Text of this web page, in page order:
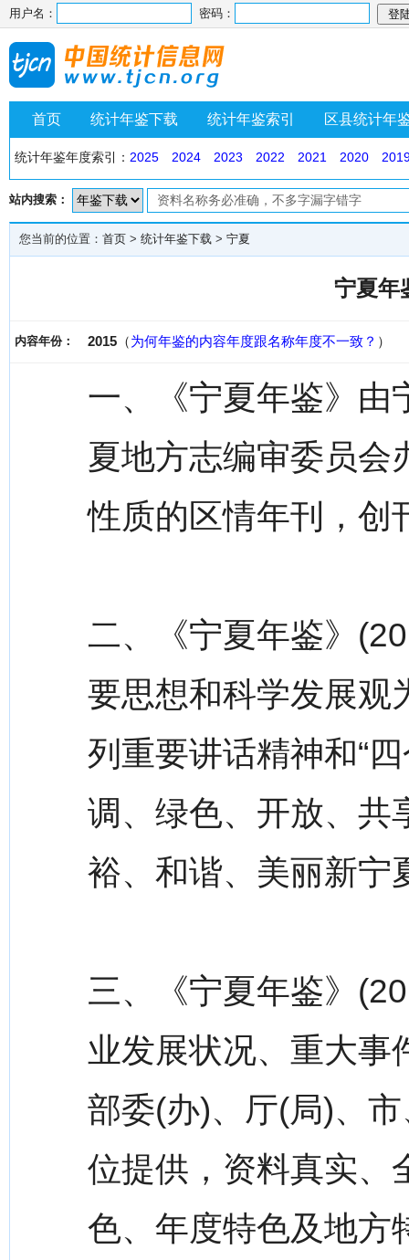
用户名： 密码：
首页 统计年鉴下载 统计年鉴索引 区县统计年
统计年鉴年度索引： 2025 2024 2023 2022 2021 2020
站内搜索：
您当前的位置： 首页 > 统计年鉴下载 > 宁夏
宁夏年
内容年份： 2015 （为何年鉴的内容年度跟名称年度不一致？ ）
一、《宁夏年鉴》由
夏地方志编审委员会
性质的区情年刊，创
二、《宁夏年鉴》
要思想和科学发展观
列重要讲话精神和“
调、绿色、开放、共
裕、和谐、美丽新宁
三、《宁夏年鉴》
业发展状况、重大事
部委(办)、厅(局)、
位提供，资料真实、
色、年度特色及地方